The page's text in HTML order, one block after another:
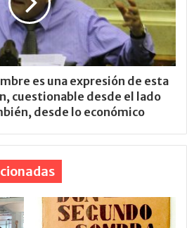
es una expresión de esta
cuestionable desde el lado
desde lo económico